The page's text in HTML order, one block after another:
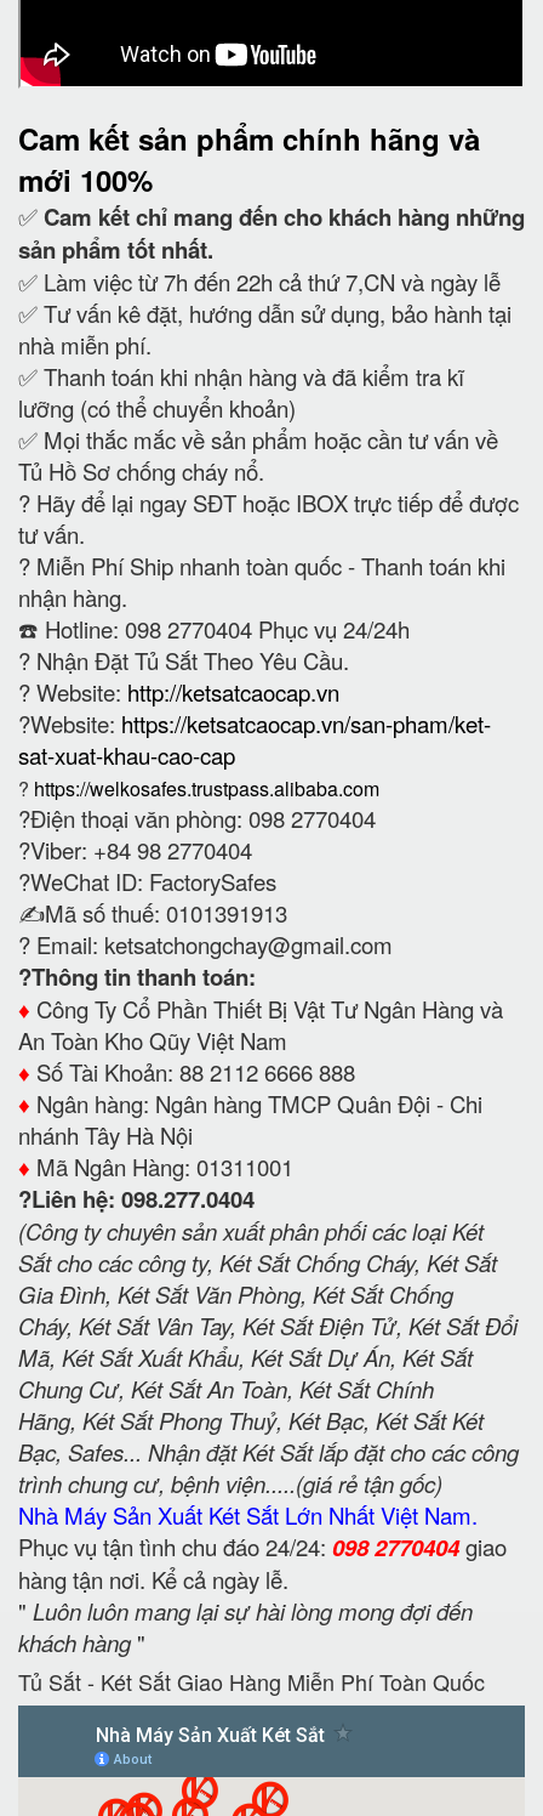
Cam kết sản phẩm chính hãng và
mới 100%
✅ Cam kếtchỉ mang đến cho khách hàng những
sản phẩm tốt nhất.
✅ Làm việc từ 7h đến 22h cả thứ 7,CN và ngày lễ
✅ Tư vấn kê đặt, hướng dẫn sử dụng, bảo hành tại
nhà miễn phí.
✅ Thanh toán khi nhận hàng và đã kiểm tra kĩ
lưỡng (có thể chuyển khoản)
✅ Mọi thắc mắc về sản phẩm hoặc cần tư vấn về
Tủ Hồ Sơ chống cháy nổ.
? Hãy để lại ngay SĐT hoặc IBOX trực tiếp để được
tư vấn.
? Miễn Phí Ship nhanh toàn quốc - Thanh toán khi
nhận hàng.
☎️ Hotline: 098 2770404 Phục vụ 24/24h
? Nhận Đặt Tủ Sắt Theo Yêu Cầu.
? Website: http://ketsatcaocap.vn
?Website: https://ketsatcaocap.vn/san-pham/ket-
sat-xuat-khau-cao-cap
? https://welkosafes.trustpass.alibaba.com
?Điện thoại văn phòng: 098 2770404
?Viber: +84 98 2770404
?WeChat ID: FactorySafes
✍️Mã số thuế: 0101391913
? Email: ketsatchongchay@gmail.com
?Thông tin thanh toán:
♦️ Công Ty Cổ Phần Thiết Bị Vật Tư Ngân Hàng và
An Toàn Kho Qũy Việt Nam
♦️ Số Tài Khoản: 88 2112 6666 888
♦️ Ngân hàng: Ngân hàng TMCP Quân Đội - Chi
nhánh Tây Hà Nội
♦️ Mã Ngân Hàng: 01311001
?Liên hệ: 098.277.0404
(Công ty chuyên sản xuất phân phối các loại Két
Sắt cho các công ty, Két Sắt Chống Cháy, Két Sắt
Gia Đình, Két Sắt Văn Phòng, Két Sắt Chống
Cháy, Két Sắt Vân Tay, Két Sắt Điện Tử, Két Sắt Đổi
Mã, Két Sắt Xuất Khẩu, Két Sắt Dự Án, Két Sắt
Chung Cư, Két Sắt An Toàn, Két Sắt Chính
Hãng, Két Sắt Phong Thuỷ, Két Bạc, Két Sắt Két
Bạc, Safes... Nhận đặt Két Sắt lắp đặt cho các công
trình chung cư, bệnh viện.....(giá rẻ tận gốc)
Nhà Máy Sản Xuất Két Sắt Lớn Nhất Việt Nam.
Phục vụ tận tình chu đáo 24/24: 098 2770404giao
hàng tận nơi. Kể cả ngày lễ.
" Luôn luôn mang lại sự hài lòng mong đợi đến
khách hàng"
Tủ Sắt - Két Sắt Giao Hàng Miễn Phí Toàn Quốc